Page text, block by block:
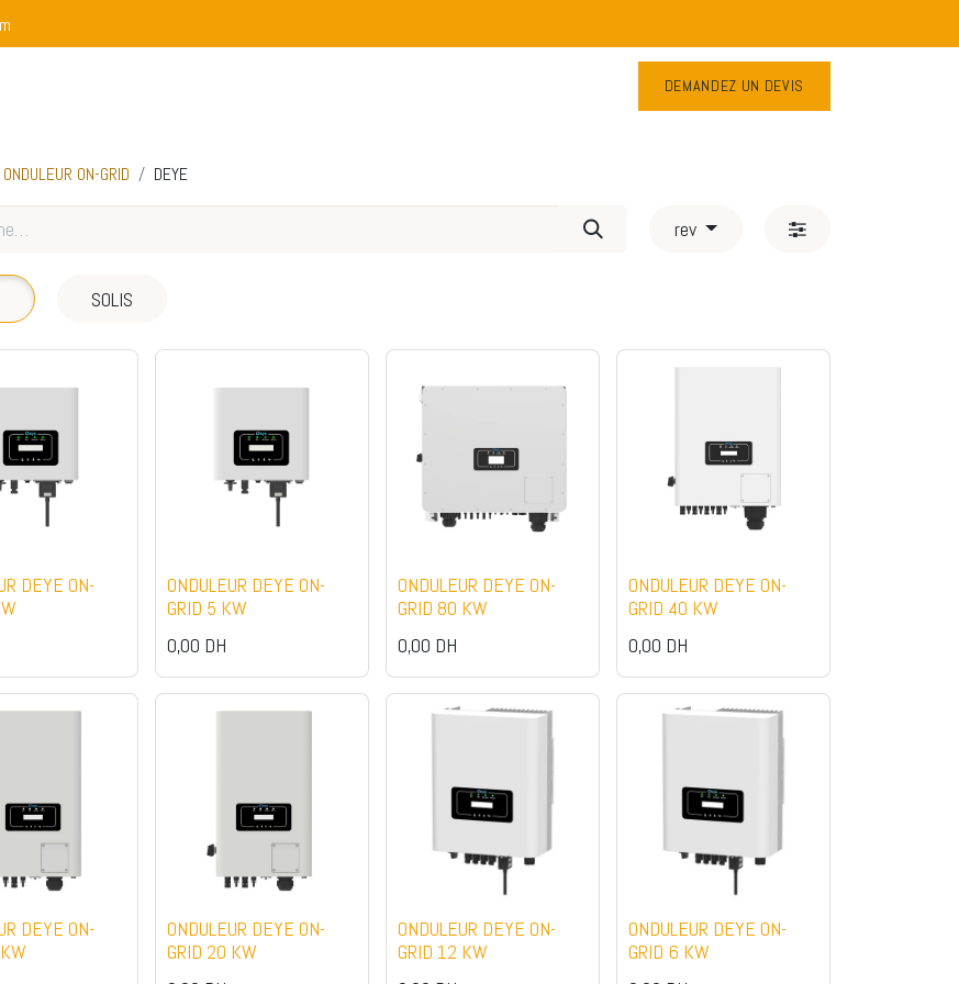
DEMANDEZ UN DEVIS
ONDULEUR ON-GRID DEYE
rev
SOLIS
DEYE ON-
ONDULEUR DEYE ON-
GRID 5 KW
0,00 DH
ONDULEUR DEYE ON-
GRID 80 KW
0,00 DH
ONDULEUR DEYE ON-
GRID 40 KW
0,00 DH
DEYE ON-
ONDULEUR DEYE ON-
GRID 20 KW
ONDULEUR DEYE ON-
GRID 12 KW
ONDULEUR DEYE ON-
GRID 6 KW
Explore
Nos Services
FAQs
Page des avis
Demandez un Devis
NOS RÉALISATION
Installation hybride
Installation de Pompage Solaire
Installation On-Grid
Installation Hybride
Contact